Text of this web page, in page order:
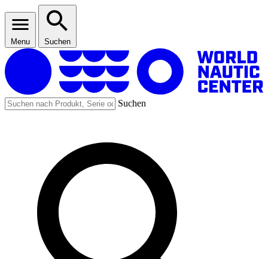
Menu Suchen
Suchen